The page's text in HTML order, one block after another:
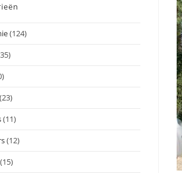
(124)
(23)
(11)
(12)
(15)